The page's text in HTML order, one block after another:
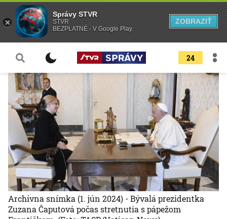
24
Archívna snímka (1. jún 2024) - Bývalá prezidentka
Zuzana Čaputová počas stretnutia s pápežom
Správy STVR
STVR
BEZPLATNÉ - V Google Play
ZOBRAZIŤ